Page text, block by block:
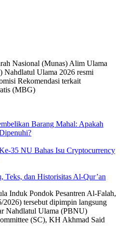
Nasional (Munas) Alim Ulama
Nahdlatul Ulama 2026 resmi
Rekomendasi terkait
(MBG)
Barang Mahal: Apakah
35 NU Bahas Isu Cryptocurrency
Teks, dan Historisitas Al-Qur’an
Induk Pondok Pesantren Al-Falah,
tersebut dipimpin langsung
Nahdlatul Ulama (PBNU)
(SC), KH Akhmad Said